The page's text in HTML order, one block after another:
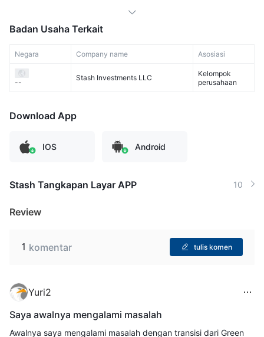
Badan Usaha Terkait
Negara Company name Asosiasi
--
Stash Investments LLC
Kelompok
perusahaan
Download App
IOS Android
Stash Tangkapan Layar APP 10
Review
1 komentar tulis komen
Yuri2
Saya awalnya mengalami masalah
Awalnya saya mengalami masalah dengan transisi dari Green